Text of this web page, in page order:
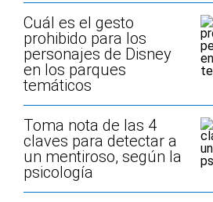
Cuál es el gesto
prohibido para los
personajes de Disney
en los parques
temáticos
Toma nota de las 4
claves para detectar a
un mentiroso, según la
psicología